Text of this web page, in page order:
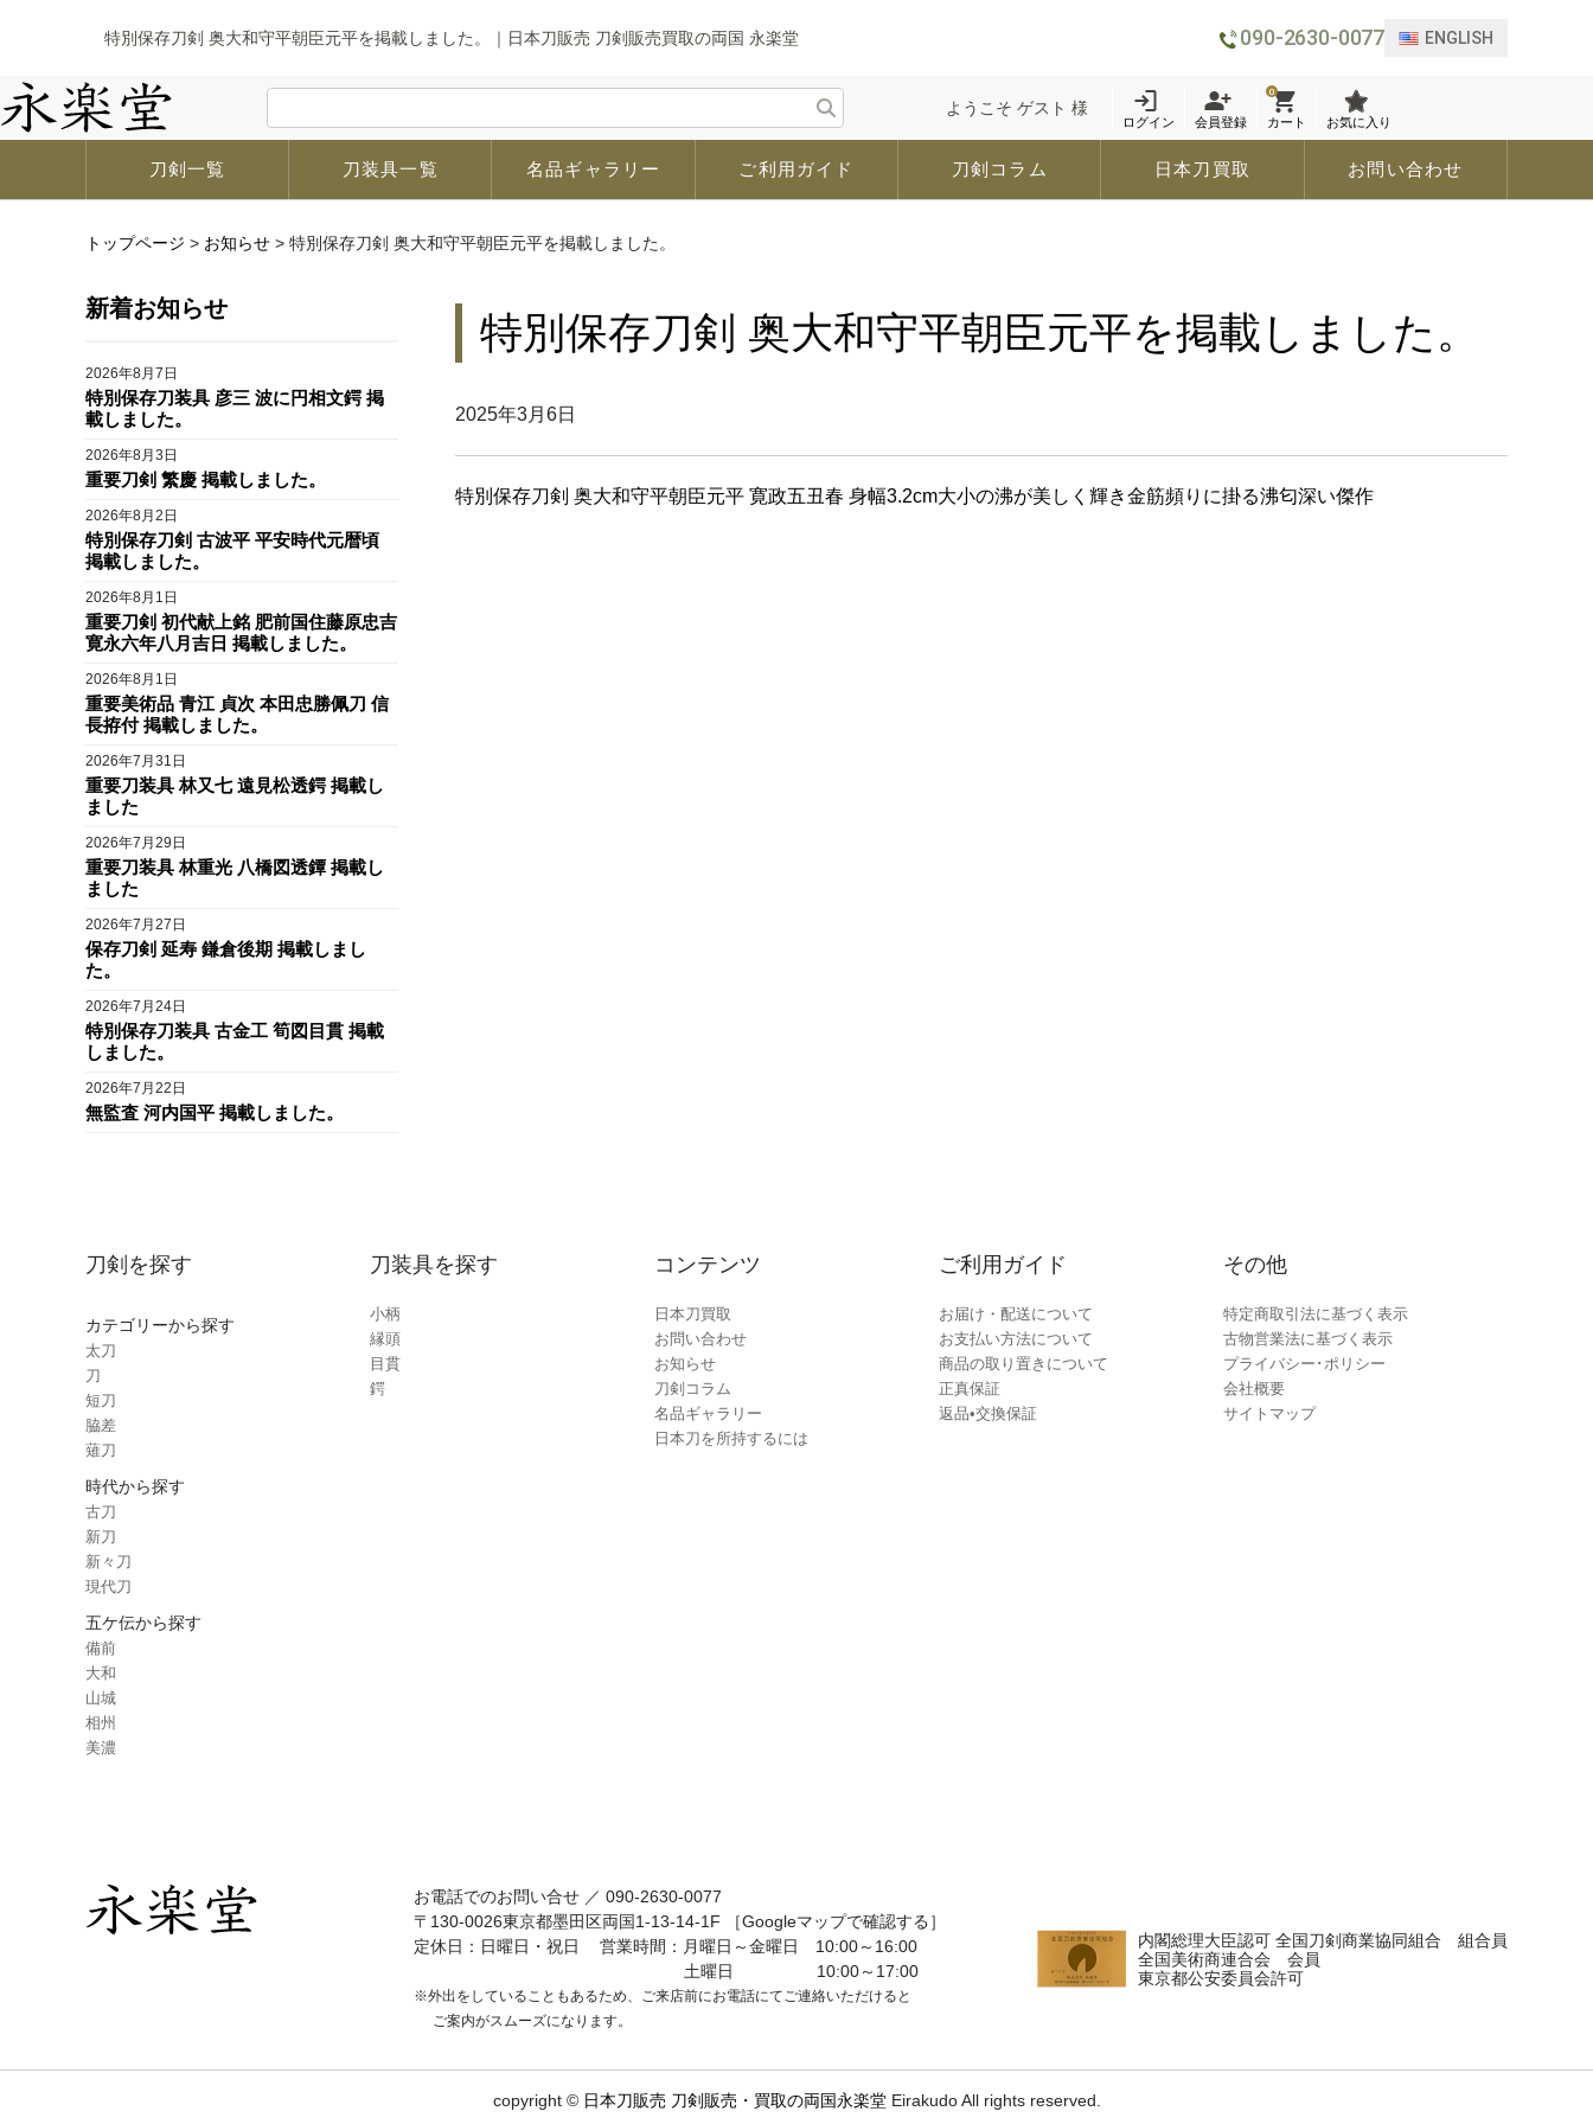
特別保存刀剣 奥大和守平朝臣元平を掲載しました。｜日本刀販売 刀剣販売買取の両国 永楽堂 090-2630-0077 ENGLISH
ようこそ ゲスト 様
ログイン 会員登録
0
カート お気に入り
刀剣一覧 刀装具一覧 名品ギャラリー ご利用ガイド 刀剣コラム 日本刀買取 お問い合わせ
トップページ > お知らせ > 特別保存刀剣 奥大和守平朝臣元平を掲載しました。
特別保存刀剣 奥大和守平朝臣元平を掲載しました。
2025年3月6日
特別保存刀剣 奥大和守平朝臣元平 寛政五丑春 身幅3.2cm大小の沸が美しく輝き金筋頻りに掛る沸匂深い傑作
新着お知らせ
2026年8月7日
特別保存刀装具 彦三 波に円相文鍔 掲
載しました。
2026年8月3日
重要刀剣 繁慶 掲載しました。
2026年8月2日
特別保存刀剣 古波平 平安時代元暦頃
掲載しました。
2026年8月1日
重要刀剣 初代献上銘 肥前国住藤原忠吉
寛永六年八月吉日 掲載しました。
2026年8月1日
重要美術品 青江 貞次 本田忠勝佩刀 信
長拵付 掲載しました。
2026年7月31日
重要刀装具 林又七 遠見松透鍔 掲載し
ました
2026年7月29日
重要刀装具 林重光 八橋図透鐔 掲載し
ました
2026年7月27日
保存刀剣 延寿 鎌倉後期 掲載しまし
た。
2026年7月24日
特別保存刀装具 古金工 筍図目貫 掲載
しました。
2026年7月22日
無監査 河内国平 掲載しました。
刀剣を探す
カテゴリーから探す
太刀
刀
短刀
脇差
薙刀
時代から探す
古刀
新刀
新々刀
現代刀
五ケ伝から探す
備前
大和
山城
相州
美濃
刀装具を探す
小柄
縁頭
目貫
鍔
コンテンツ
日本刀買取
お問い合わせ
お知らせ
刀剣コラム
名品ギャラリー
日本刀を所持するには
ご利用ガイド
お届け・配送について
お支払い方法について
商品の取り置きについて
正真保証
返品•交換保証
その他
特定商取引法に基づく表示
古物営業法に基づく表示
プライバシー･ポリシー
会社概要
サイトマップ
お電話でのお問い合せ ／ 090-2630-0077
〒130-0026東京都墨田区両国1-13-14-1F
［Googleマップで確認する］
定休日：日曜日・祝日
営業時間：月曜日～金曜日 10:00～16:00
土曜日 10:00～17:00
※外出をしていることもあるため、ご来店前にお電話にてご連絡いただけると
ご案内がスムーズになります。
内閣総理大臣認可 全国刀剣商業協同組合 組合員
全国美術商連合会 会員
東京都公安委員会許可
copyright © 日本刀販売 刀剣販売・買取の両国永楽堂Eirakudo All rights reserved.